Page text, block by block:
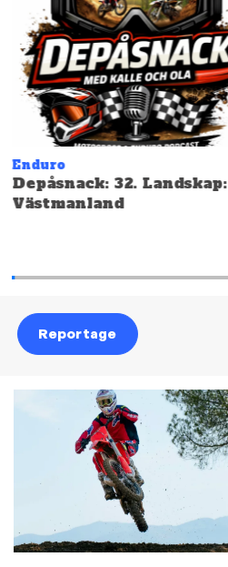
Enduro
Depåsnack: 32. Landskap:
Västmanland
Reportage